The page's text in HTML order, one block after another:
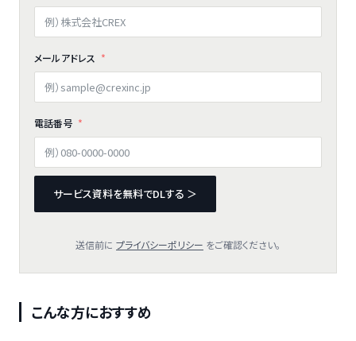
メールアドレス
電話番号
サービス資料を無料でDLする ＞
送信前に プライバシーポリシー をご確認ください。
こんな方におすすめ